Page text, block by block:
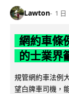
Lawton 1 日
網約車條
的士業界
規管網約車法例
望白牌車司機，